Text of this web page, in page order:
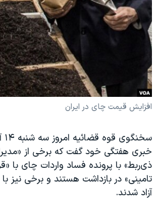
فرهنگ و زندگی
حقوق شهروندی
اسرائیل در جنگ
مستندها
انتخابات ریاست جمهوری آمریکا ۲۰۲۴
حمله جمهوری اسلامی به اسرائیل
ورزش زنان در ایران
تریبونال مردمی آبان ۹۸
دادگاه حمید نوری
چهل سال گروگان‌گیری
قانون شفافیت دارائی کادر رهبری ایران
دنبال کنید
زبانهای مختلف
افزایش قیمت چای در ایران
خبری هفتگی خود گفت که برخی از
ذی‌ربط» با پرونده فساد واردات چای با
تامینی» در بازداشت هستند و برخی نیز با
آزاد شدند.